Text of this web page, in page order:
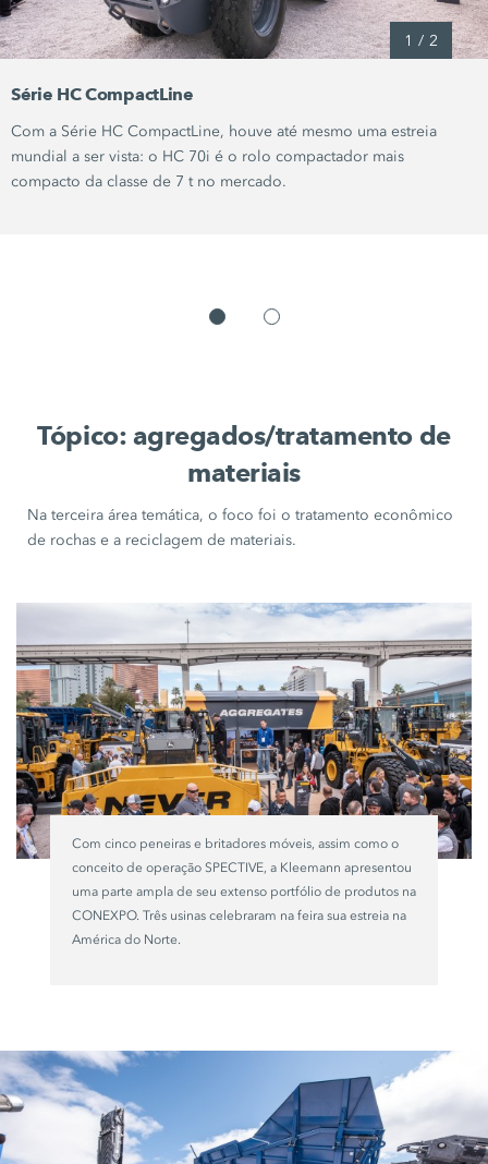
1 / 2
Série HC CompactLine
Com a Série HC CompactLine, houve até mesmo uma estreia
mundial a ser vista: o HC 70i é o rolo compactador mais
compacto da classe de 7 tno mercado.
Tópico: agregados/tratamento de
materiais
Na terceira área temática, o foco foi o tratamento econômico
de rochas e a reciclagem de materiais.
Com cinco peneiras e britadores móveis, assim como o
conceito de operação SPECTIVE, a Kleemann apresentou
uma parte ampla de seu extenso portfólio de produtos na
CONEXPO. Três usinas celebraram na feira sua estreia na
América do Norte.